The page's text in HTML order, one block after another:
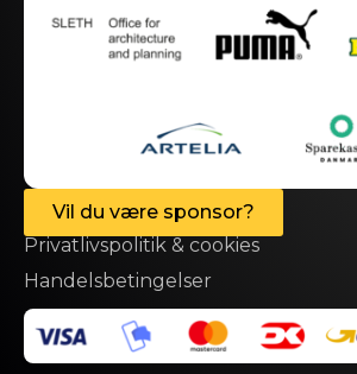
Vil du være sponsor?
Privatlivspolitik & cookies
Handelsbetingelser